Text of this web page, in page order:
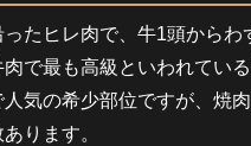
たヒレ肉で、牛1頭からわ
で最も高級といわれている
気の希少部位ですが、焼
ります。